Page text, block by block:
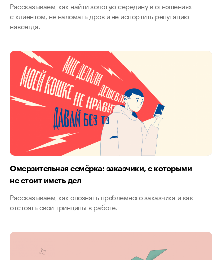
Рассказываем, как найти золотую середину в отношениях
с клиентом, не наломать дров и не испортить репутацию
навсегда.
Омерзительная семёрка: заказчики, с которыми
не стоит иметь дел
Рассказываем, как опознать проблемного заказчика и как
отстоять свои принципы в работе.